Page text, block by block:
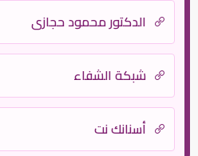
الدكتور محمود حجازي
شبكة الشفاء
أسنانك نت